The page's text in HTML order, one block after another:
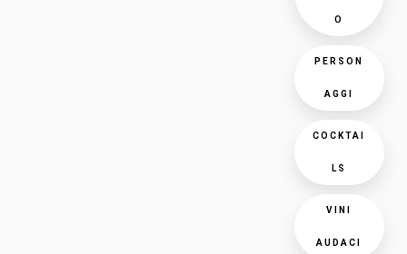
O
PERSON
AGGI
COCKTAI
LS
VINI
AUDACI